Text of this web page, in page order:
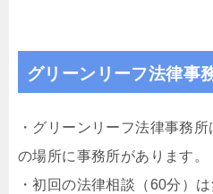
グリーンリーフ法律事
・グリーンリーフ法律事務
の場所に事務所があります。
・初回の法律相談（60分）は